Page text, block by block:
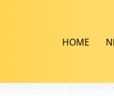
HOME